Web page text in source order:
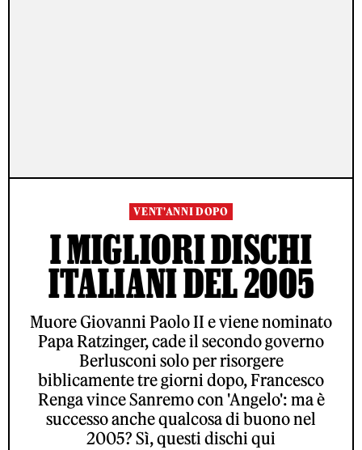
VENT'ANNI DOPO
I MIGLIORI DISCHI
ITALIANI DEL 2005
Muore Giovanni Paolo II e viene nominato
Papa Ratzinger, cade il secondo governo
Berlusconi solo per risorgere
biblicamente tre giorni dopo, Francesco
Renga vince Sanremo con 'Angelo': ma è
successo anche qualcosa di buono nel
2005? Sì, questi dischi qui